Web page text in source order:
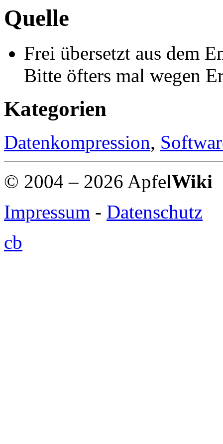
Quelle
Frei übersetzt aus dem
Bitte öfters mal wegen
Kategorien
Datenkompression,
© 2004 – 2026 ApfelWiki
Impressum - Datenschutz
cb